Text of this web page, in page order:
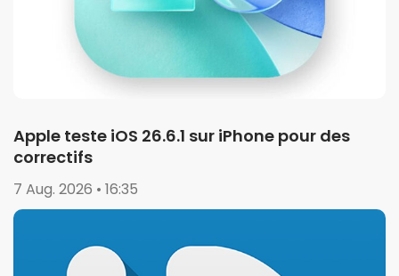
Apple teste iOS 26.6.1 sur iPhone pour des
correctifs
7 Aug. 2026 • 16:35